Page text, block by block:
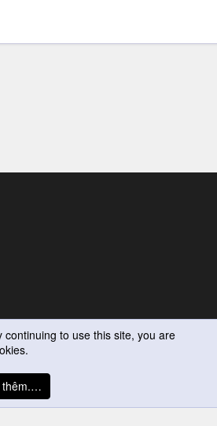
continuing to use this site, you are
thêm.…